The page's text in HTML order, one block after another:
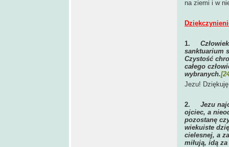
na ziemi i w
1.
sanktuarium
Czystość
całego
wybranych.
Jezu!
2. Jezu
ojciec, a
pozostanę
wiekuiste
cielesnej, a
miłują, idą